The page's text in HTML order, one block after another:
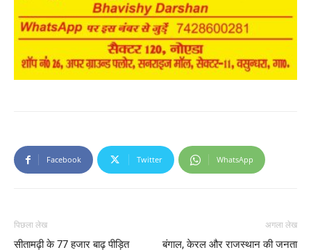
Facebook Twitter WhatsApp
पिछला लेख
सीतामढ़ी के 77 हजार बाढ़ पीड़ित
अगला लेख
बंगाल, केरल और राजस्थान की जनता